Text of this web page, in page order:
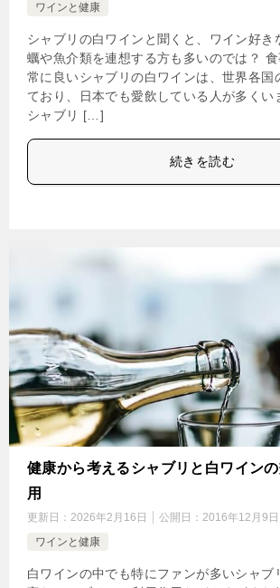
ワインと健康
シャブリの白ワインと聞くと、ワイン好き
蠣や魚介類を連想する方も多いのでは？
常に良いシャブリの白ワインは、世界各国
ており、日本でも愛飲している人が多くい
シャブリ […]
続きを読む
健康から考えるシャブリと白ワイン
用
更新日： 2026年2月16日 公開日： 2016年12月9日
ワインと健康
白ワインの中でも特にファンが多いシャブ